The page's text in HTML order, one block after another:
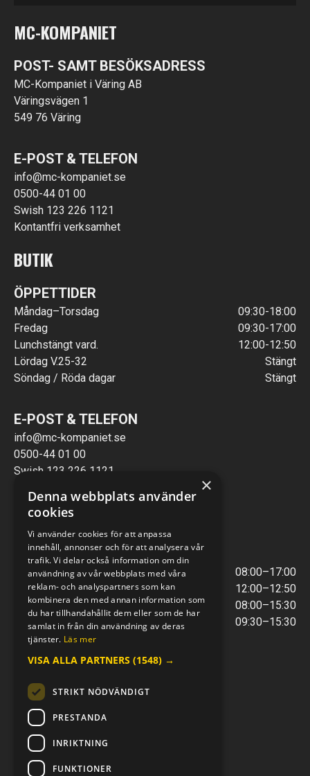
MC-KOMPANIET
POST- SAMT BESÖKSADRESS
MC-Kompaniet i Väring AB
Väringsvägen 1
549 76 Väring
E-POST & TELEFON
info@mc-kompaniet.se
0500-44 01 00
Swish 123 226 1121
Kontantfri verksamhet
BUTIK
ÖPPETTIDER
Måndag–Torsdag
09:30-18:00
Fredag
09:30-17:00
Lunchstängt vard.
12:00-12:50
Lördag V.25-32
Stängt
Söndag / Röda dagar
Stängt
E-POST & TELEFON
info@mc-kompaniet.se
0500-44 01 00
Swish 123 226 1121
VERKSTAD
ÖPPETTIDER
Måndag - Torsdag
08:00–17:00
Lunchstängt
12:00–12:50
Fredagar
08:00–15:30
Telefontider
09:30–15:30
E-POST & TELEFON
verkstaden@mc-kompaniet.se
0500-44 01 00
Swish 123 226 1121
Kontantfri verksamhet
FÖLJ OSS
×
Denna webbplats använder
cookies
Vi använder cookies för att anpassa
innehåll, annonser och för att analysera vår
trafik. Vi delar också information om din
användning av vår webbplats med våra
reklam- och analyspartners som kan
kombinera den med annan information som
du har tillhandahållit dem eller som de har
samlat in från din användning av deras
tjänster. Läs mer
VISA ALLA PARTNERS (1548) →
STRIKT NÖDVÄNDIGT
PRESTANDA
INRIKTNING
FUNKTIONER